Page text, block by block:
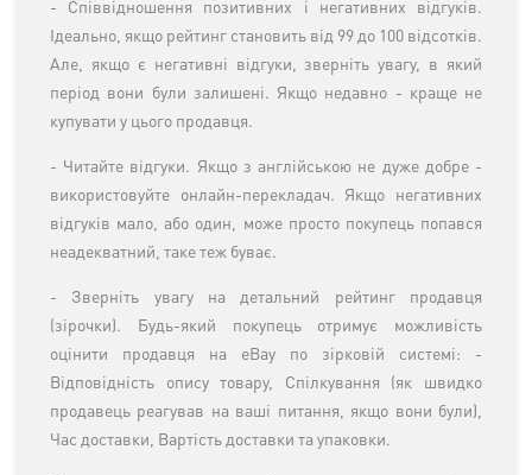
- Співвідношення позитивних і негативних відгуків.
Ідеально, якщо рейтинг становить від 99 до 100 відсотків.
Але, якщо є негативні відгуки, зверніть увагу, в який
період вони були залишені. Якщо недавно - краще не
купувати у цього продавця.
- Читайте відгуки. Якщо з англійською не дуже добре -
використовуйте онлайн-перекладач. Якщо негативних
відгуків мало, або один, може просто покупець попався
неадекватний, таке теж буває.
- Зверніть увагу на детальний рейтинг продавця
(зірочки). Будь-який покупець отримує можливість
оцінити продавця на eBay по зірковій системі: -
Відповідність опису товару, Спілкування (як швидко
продавець реагував на ваші питання, якщо вони були),
Час доставки, Вартість доставки та упаковки.